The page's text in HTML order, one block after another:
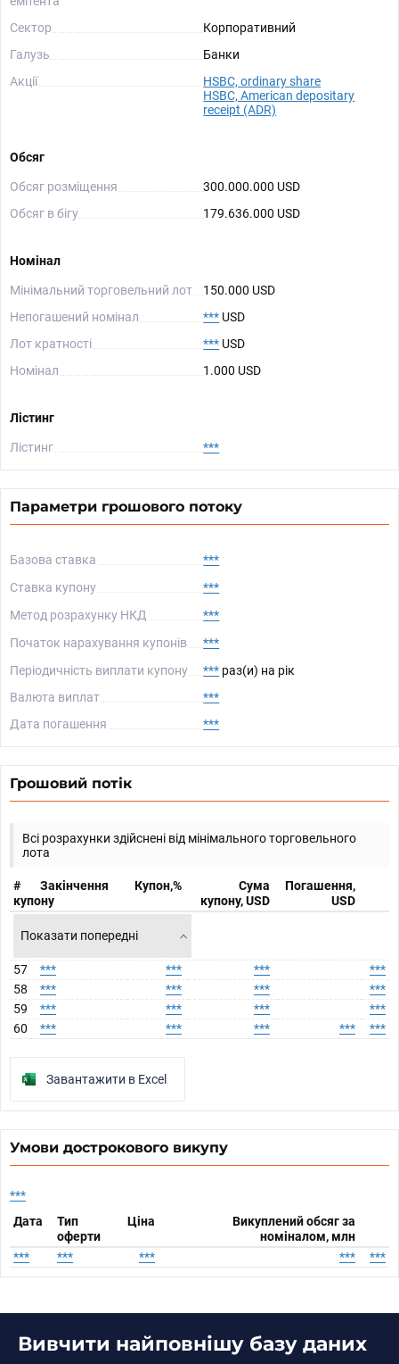
Сектор
Корпоративний
Галузь
Банки
Акції
HSBC, ordinary share
HSBC, American depositary
receipt (ADR)
Обсяг
Обсяг розміщення
300.000.000 USD
Обсяг в бігу
179.636.000 USD
Номінал
Мінімальний торговельний лот
150.000 USD
Непогашений номінал
*** USD
Лот кратності
*** USD
Номінал
1.000 USD
Лістинг
Лістинг ***
Параметри грошового потоку
Базова ставка
***
Ставка купону
***
Метод розрахунку НКД
***
Початок нарахування купонів
***
Періодичність виплати купону
*** раз(и) на рік
Валюта виплат
***
Дата погашення
***
Грошовий потік
Всі розрахунки здійснені від мінімального торговельного
лота
#
Закінчення
купону
Купон,%
Сума
купону, USD
Погашення,
USD
Показати попередні
57 *** *** ***
***
58
*** *** ***
***
59
*** *** ***
***
60
*** *** *** *** ***
Завантажити в Excel
Умови дострокового викупу
***
Дата
Тип
оферти
Ціна
Викуплений обсяг за
номіналом, млн
***
*** *** *** ***
Вивчити найповнішу базу даних